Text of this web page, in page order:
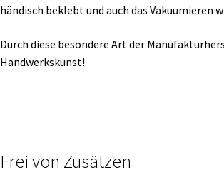
händisch beklebt und auch das Vakuumieren
Durch diese besondere Art der
Handwerkskunst!
Frei von Zusätzen